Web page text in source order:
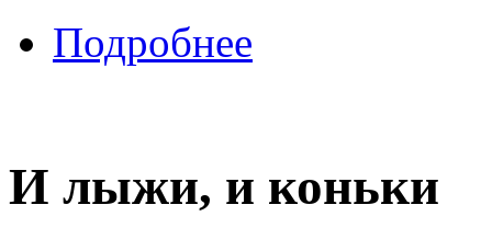
Подробнее
И лыжи, и коньки